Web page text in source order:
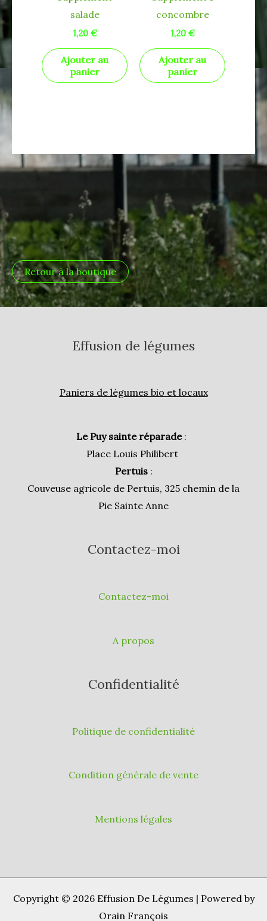
Retour à la boutique
salade
1,20 €
Ajouter au
panier
concombre
1,20 €
Ajouter au
panier
Effusion de légumes
Paniers de légumes bio et locaux
Le Puy sainte réparade:
Place Louis Philibert
Pertuis:
Couveuse agricole de Pertuis, 325 chemin de la
Pie Sainte Anne
Contactez-moi
Contactez-moi
A propos
Confidentialité
Politique de confidentialité
Condition générale de vente
Mentions légales
Copyright © 2026 Effusion De Légumes | Powered by
Orain François